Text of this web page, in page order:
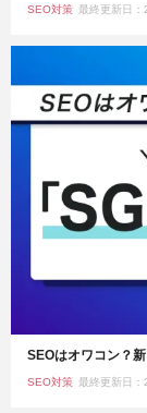
SEO対策 最終更新日
SEOはオワコン？
SEO対策 最終更新日